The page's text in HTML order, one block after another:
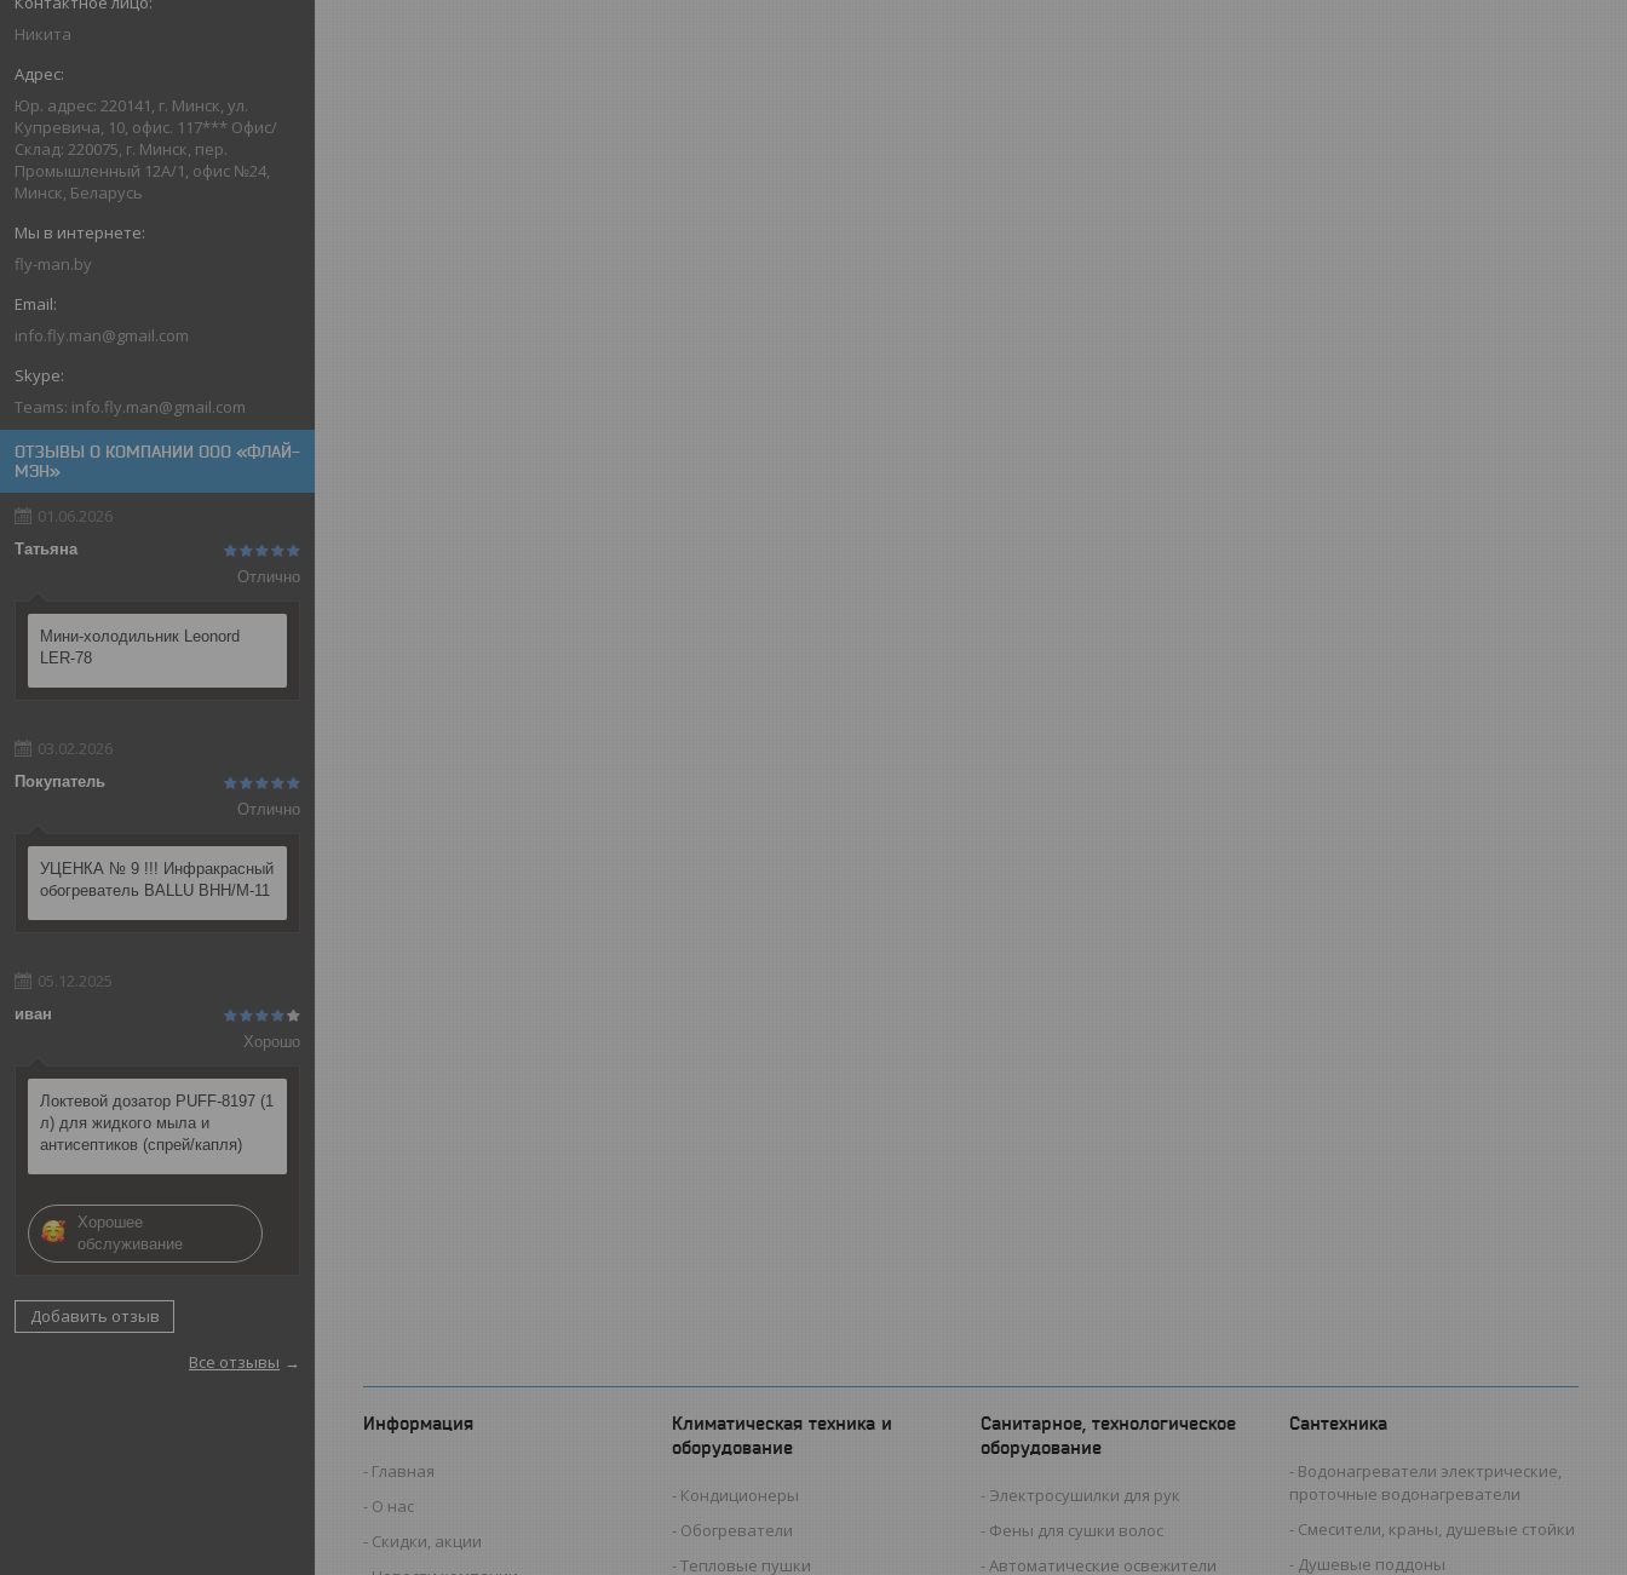
Никита
Юр. адрес: 220141, г. Минск, ул.
Купревича, 10, офис. 117*** Офис/
Склад: 220075, г. Минск, пер.
Промышленный 12А/1, офис №24,
Минск, Беларусь
fly-man.by
info.fly.man@gmail.com
Teams: info.fly.man@gmail.com
ОТЗЫВЫ О КОМПАНИИ ООО «ФЛАЙ-
МЭН»
01.06.2026
Татьяна
Отлично
Мини-холодильник Leonord
LER-78
03.02.2026
Покупатель
Отлично
УЦЕНКА № 9 !!! Инфракрасный
обогреватель BALLU BHH/M-11
05.12.2025
иван
Хорошо
Локтевой дозатор PUFF-8197 (1
л) для жидкого мыла и
антисептиков (спрей/капля)
Хорошее
обслуживание
Добавить отзыв
Все отзывы
Информация
Главная
О нас
Скидки, акции
Климатическая техника и
оборудование
Кондиционеры
Обогреватели
Тепловые пушки
Санитарное, технологическое
оборудование
Электросушилки для рук
Фены для сушки волос
Автоматические освежители
Сантехника
Водонагреватели электрические,
проточные водонагреватели
Смесители, краны, душевые стойки
Душевые поддоны